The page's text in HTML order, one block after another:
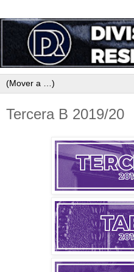
Tercera B 2019/20